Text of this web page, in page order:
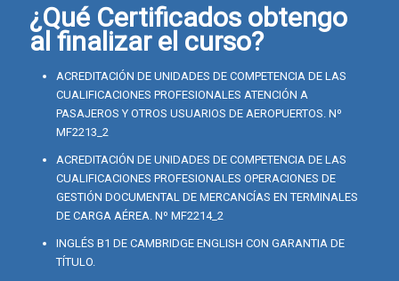
¿Qué Certificados obtengo
al finalizar el curso?
ACREDITACIÓN DE UNIDADES DE COMPETENCIA DE LAS
CUALIFICACIONES PROFESIONALES ATENCIÓN A
PASAJEROS Y OTROS USUARIOS DE AEROPUERTOS. Nº
MF2213_2
ACREDITACIÓN DE UNIDADES DE COMPETENCIA DE LAS
CUALIFICACIONES PROFESIONALES OPERACIONES DE
GESTIÓN DOCUMENTAL DE MERCANCÍAS EN TERMINALES
DE CARGA AÉREA. Nº MF2214_2
INGLÉS B1 DE CAMBRIDGE ENGLISH CON GARANTIA DE
TÍTULO.